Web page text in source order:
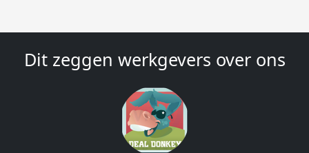
Dit zeggen werkgevers over ons